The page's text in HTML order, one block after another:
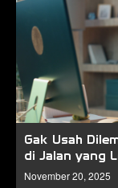
Gak Usah
di Jalan yang
November 20, 2025